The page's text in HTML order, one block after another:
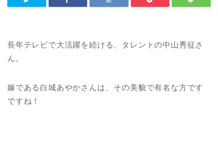
長年テレビで大活躍を続ける、タレントの中山秀征さ
ん。
嫁である白城あやかさんは、その美貌で有名な方です
ですね！